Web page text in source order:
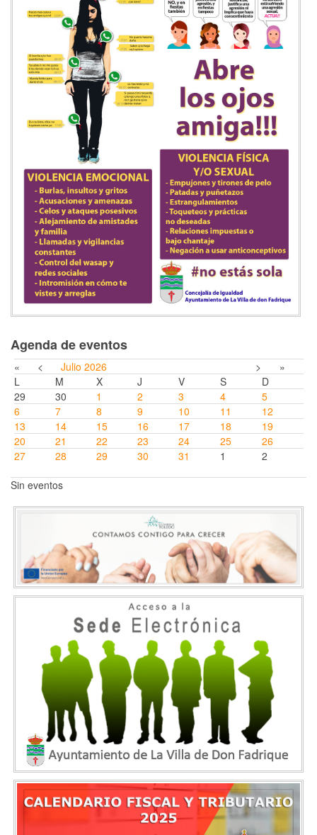
Agenda de eventos
« < Julio 2026 >
»
L
M X J V S
D
29
30 1 2 3 4
5
6
7 8 9 10 11
12
13
14 15 16 17 18
19
20
21 22 23 24 25
26
27
28 29 30 31 1 2
Sin eventos